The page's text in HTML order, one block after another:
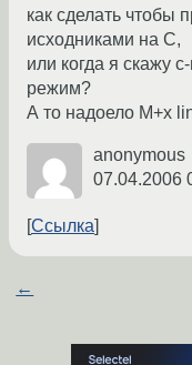
как сделать чтобы
исходниками на C,
или когда я скажу
режим?
А то надоело M+x
anonymous
07.04.2006
Ссылка
←